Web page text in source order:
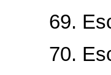
69.
70.